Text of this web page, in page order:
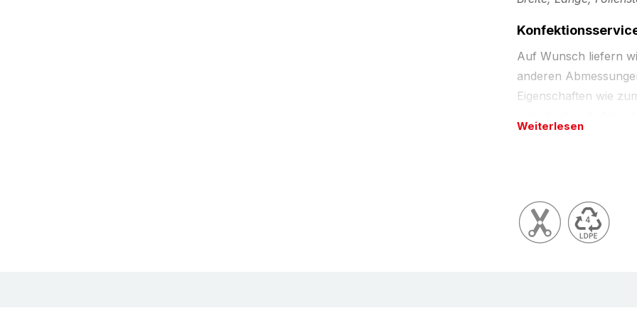
Auf Wunsch liefern
anderen
Eigenschaften wie
Klassisch bewährte
LDPE Folie, natur-
Weiterlesen